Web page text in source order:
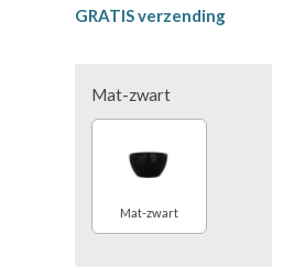
GRATIS verzending
Mat-zwart
Mat-zwart